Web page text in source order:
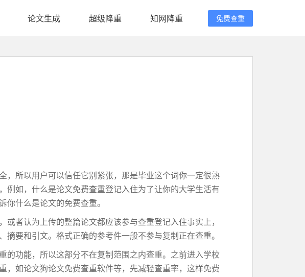
论文生成 超级降重 知网降重 免费查重
，所以用户可以信任它别紧张，那是毕业这个词你一定很熟
如，什么是论文免费查重登记入住为了让你的大学生活有
什么是论文的免费查重。
者认为上传的整篇论文都应该参与查重登记入住事实上，
要和引文。格式正确的参考件一般不参与复制正在查重。
的功能，所以这部分不在复制范围之内查重。之前进入学校
，如论文狗论文免费查重软件等，先减轻查重率，这样免费